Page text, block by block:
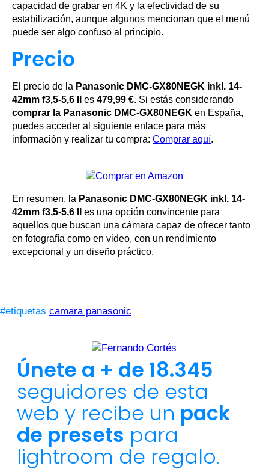
capacidad de grabar en 4K y la efectividad de su
estabilización, aunque algunos mencionan que el menú
puede ser algo confuso al principio.
Precio
El precio de la Panasonic DMC-GX80NEGK inkl. 14-
42mm f3,5-5,6 II
es 479,99 €. Si estás considerando
comprar la Panasonic DMC-GX80NEGK en España,
puedes acceder al siguiente enlace para más
información y realizar tu compra: Comprar aquí.
En resumen, la Panasonic DMC-GX80NEGK inkl. 14-
42mm f3,5-5,6 II
es una opción convincente para
aquellos que buscan una cámara capaz de ofrecer tanto
en fotografía como en video, con un rendimiento
excepcional y un diseño práctico.
#etiquetas camara panasonic
Únete a + de 18.345
seguidores de esta
web y recibe un pack
de presets para
lightroom de regalo.